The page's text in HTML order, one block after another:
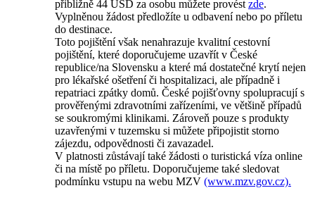
přibližně 44 USD za osobu můžete provést zde.
Vyplněnou žádost předložíte u odbavení nebo po příletu
do destinace.
Toto pojištění však nenahrazuje kvalitní cestovní
pojištění, které doporučujeme uzavřít v České
republice/na Slovensku a které má dostatečné krytí nejen
pro lékařské ošetření či hospitalizaci, ale případně i
repatriaci zpátky domů. České pojišťovny spolupracují s
prověřenými zdravotními zařízeními, ve většině případů
se soukromými klinikami. Zároveň pouze s produkty
uzavřenými v tuzemsku si můžete připojistit storno
zájezdu, odpovědnosti či zavazadel.
V platnosti zůstávají také žádosti o turistická víza online
či na místě po příletu. Doporučujeme také sledovat
podmínku vstupu na webu MZV (www.mzv.gov.cz).